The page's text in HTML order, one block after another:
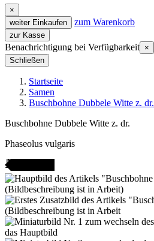
×
weiter Einkaufen
zum Warenkorb
zur Kasse
Benachrichtigung bei Verfügbarkeit ×
Schließen
Startseite
Samen
Buschbohne Dubbele Witte z. dr.
Buschbohne Dubbele Witte z. dr.
Phaseolus vulgaris